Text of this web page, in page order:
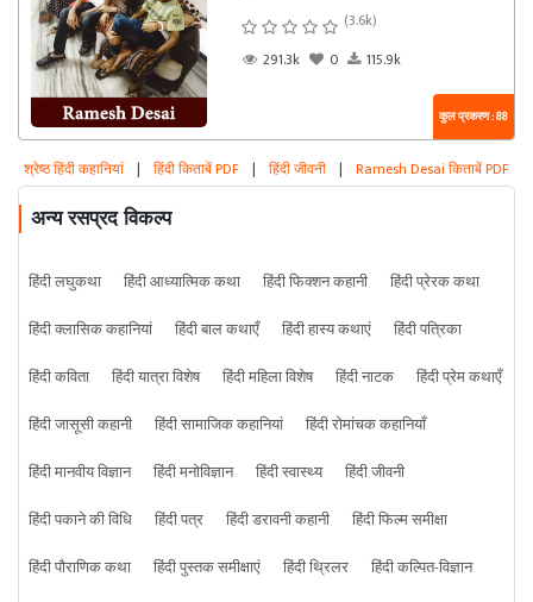
(3.6k)
291.3k
0 115.9k
कुल प्रकरण : 88
श्रेष्ठ हिंदी कहानियां | हिंदी किताबें PDF | हिंदी जीवनी | Ramesh Desai किताबें PDF
अन्य रसप्रद विकल्प
हिंदी लघुकथा हिंदी आध्यात्मिक कथा हिंदी फिक्शन कहानी
हिंदी प्रेरक कथा
हिंदी क्लासिक कहानियां
हिंदी बाल कथाएँ हिंदी हास्य कथाएं
हिंदी पत्रिका
हिंदी कविता
हिंदी यात्रा विशेष हिंदी महिला विशेष हिंदी नाटक
हिंदी प्रेम कथाएँ
हिंदी जासूसी कहानी
हिंदी सामाजिक कहानियां
हिंदी रोमांचक कहानियाँ
हिंदी मानवीय विज्ञान
हिंदी मनोविज्ञान हिंदी स्वास्थ्य
हिंदी जीवनी
हिंदी पकाने की विधि
हिंदी पत्र हिंदी डरावनी कहानी
हिंदी फिल्म समीक्षा
हिंदी पौराणिक कथा
हिंदी पुस्तक समीक्षाएं हिंदी थ्रिलर हिंदी कल्पित-विज्ञान